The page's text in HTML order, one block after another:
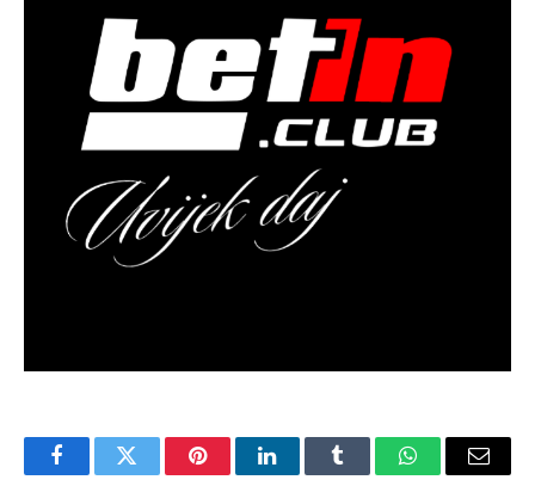
FacebookTwitter PinterestLinkedInTumblr WhatsAppEmail